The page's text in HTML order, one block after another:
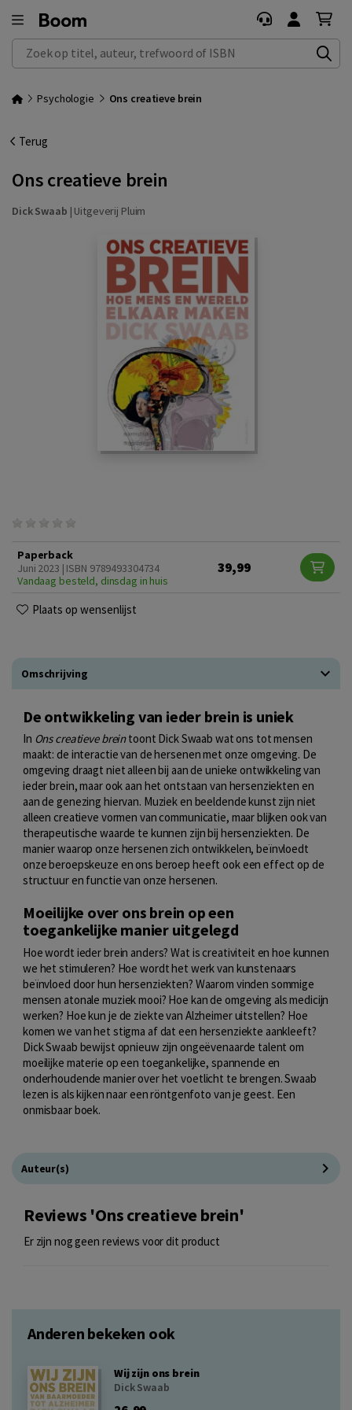
Zoek op titel, auteur, trefwoord of ISBN
Psychologie Ons creatieve brein
Terug
Ons creatieve brein
Dick Swaab | Uitgeverij Pluim
Paperback
Juni 2023 | ISBN 9789493304734
Vandaag besteld, dinsdag in huis
39,99
Plaats op wensenlijst
Omschrijving
De ontwikkeling van ieder brein is uniek
In Ons creatieve breintoont Dick Swaab wat ons tot mensen
maakt: de interactie van de hersenen met onze omgeving. De
omgeving draagt niet alleen bij aan de unieke ontwikkeling van
ieder brein, maar ook aan het ontstaan van hersenziekten en
aan de genezing hiervan. Muziek en beeldende kunst zijn niet
alleen creatieve vormen van communicatie, maar blijken ook van
therapeutische waarde te kunnen zijn bij hersenziekten. De
manier waarop onze hersenen zich ontwikkelen, beïnvloedt
onze beroepskeuze en ons beroep heeft ook een effect op de
structuur en functie van onze hersenen.
Moeilijke over ons brein op een
toegankelijke manier uitgelegd
Hoe wordt ieder brein anders? Wat is creativiteit en hoe kunnen
we het stimuleren? Hoe wordt het werk van kunstenaars
beïnvloed door hun hersenziekten? Waarom vinden sommige
mensen atonale muziek mooi? Hoe kan de omgeving als medicijn
werken? Hoe kun je de ziekte van Alzheimer uitstellen? Hoe
komen we van het stigma af dat een hersenziekte aankleeft?
Dick Swaab bewijst opnieuw zijn ongeëvenaarde talent om
moeilijke materie op een toegankelijke, spannende en
onderhoudende manier over het voetlicht te brengen. Swaab
lezen is als kijken naar een röntgenfoto van je geest. Een
onmisbaar boek.
Auteur(s)
Reviews 'Ons creatieve brein'
Er zijn nog geen reviews voor dit product
Anderen bekeken ook
Wij zijn ons brein
Dick Swaab